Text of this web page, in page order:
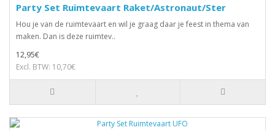
Party Set Ruimtevaart Raket/Astronaut/Ster
Hou je van de ruimtevaart en wil je graag daar je feest in thema van
maken. Dan is deze ruimtev..
12,95€
Excl. BTW: 10,70€